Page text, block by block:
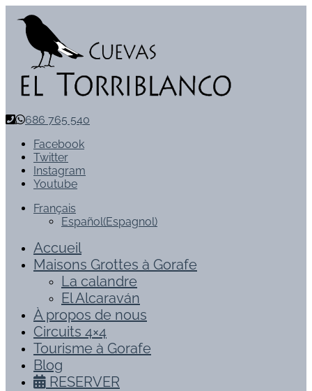
686 765 540
Facebook
Twitter
Instagram
Youtube
Français
Español(Espagnol)
Accueil
Maisons Grottes à Gorafe
La calandre
El Alcaraván
À propos de nous
Circuits 4×4
Tourisme à Gorafe
Blog
RESERVER